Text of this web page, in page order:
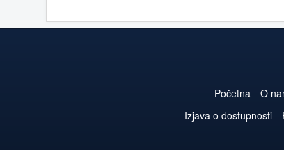
Početna O
Izjava o dostupnosti